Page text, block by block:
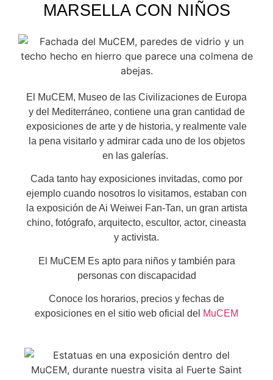
MARSELLA CON NIÑOS
El MuCEM, Museo de las Civilizaciones de Europa
y del Mediterráneo, contiene una gran cantidad de
exposiciones de arte y de historia, y realmente vale
la pena visitarlo y admirar cada uno de los objetos
en las galerías.
Cada tanto hay exposiciones invitadas, como por
ejemplo cuando nosotros lo visitamos, estaban con
la exposición de Ai Weiwei Fan-Tan, un gran artista
chino, fotógrafo, arquitecto, escultor, actor, cineasta
y activista.
El MuCEM Es apto para niños y también para
personas con discapacidad
Conoce los horarios, precios y fechas de
exposiciones en el sitio web oficial del MuCEM